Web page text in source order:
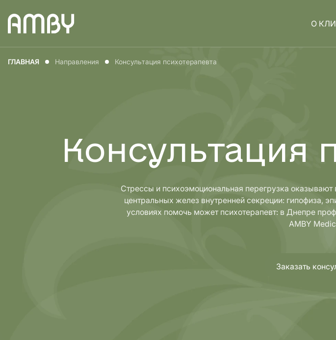
О
Медицина для
Медицина для
ГЛАВНАЯ Направления Консультация психотерапевта
Консультация
Стрессы и психоэмоциональная перегрузка
центральных желез внутренней секреции: гипофиза,
условиях помочь может психотерапевт: в Днепре
AMBY
Заказать